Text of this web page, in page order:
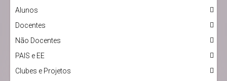
Alunos
Docentes
Não Docentes
PAIS e EE
Clubes e Projetos